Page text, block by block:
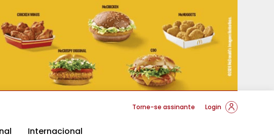
Arquidiocese Braga
Torne-se assinante Login
Internacional